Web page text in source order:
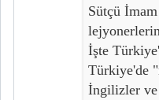
Sütçü
İşte
Türkiye'de
İngilizler ve